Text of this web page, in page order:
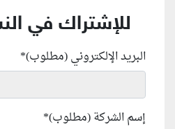
للإشتراك في
البريد الإلكتروني (مطلوب)*
إسم الشركة (مطلوب)*